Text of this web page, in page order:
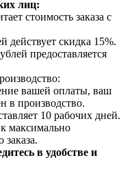
лиц:
стоимость заказа с
действует скидка 15%.
предоставляется
вашей оплаты, ваш
в производство.
10 рабочих дней.
максимально
в удобстве и